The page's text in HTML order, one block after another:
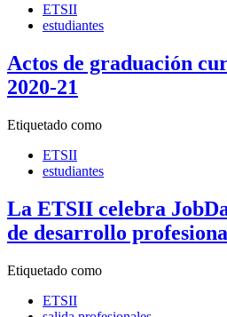
ETSII
estudiantes
Actos de graduación
2020-21
Etiquetado como
ETSII
estudiantes
La ETSII celebra
de desarrollo
Etiquetado como
ETSII